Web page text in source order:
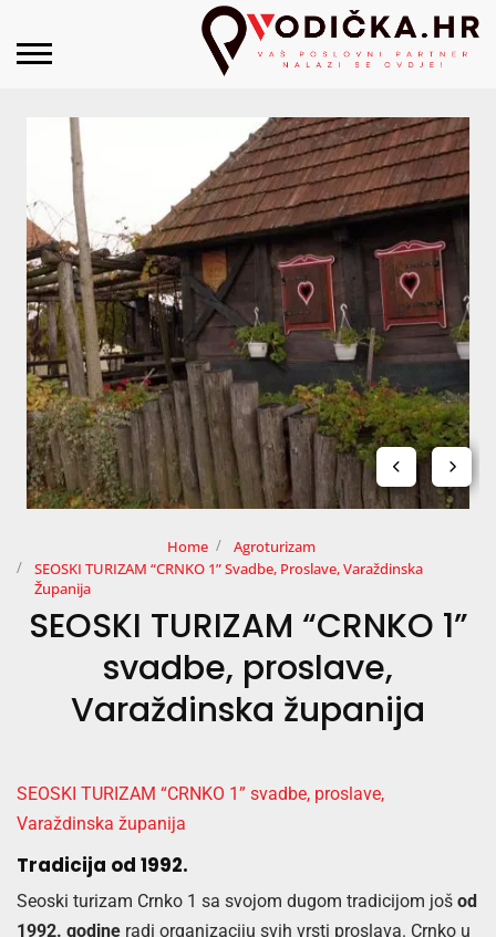
Home
Agroturizam
SEOSKI TURIZAM “CRNKO 1” Svadbe, Proslave, Varaždinska
Županija
SEOSKI TURIZAM “CRNKO 1”
svadbe, proslave,
Varaždinska županija
SEOSKI TURIZAM “CRNKO 1” svadbe, proslave,
Varaždinska županija
Tradicija od 1992.
Seoski turizam Crnko 1 sa svojom dugom tradicijom još od
1992. godine radi organizaciju svih vrsti proslava. Crnko u